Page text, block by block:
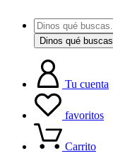
Dinos qué buscas
Tu cuenta
favoritos
Carrito